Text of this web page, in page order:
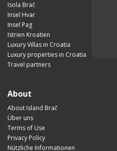
Isola Brač
Insel Hvar
Insel Pag
Istrien Kroatien
Luxury Villas in Croatia
Luxury properties in Croatia
Travel partners
About
About Island Brač
Über uns
Terms of Use
Privacy Policy
Nützliche Informationen